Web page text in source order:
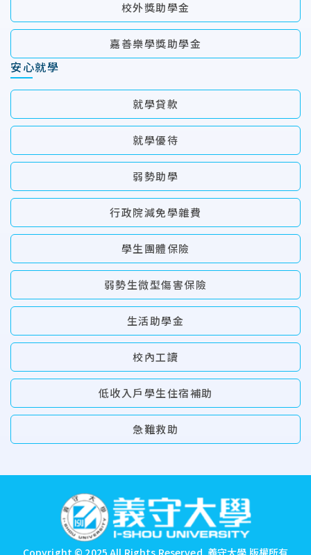
校外獎助學金
嘉善樂學獎助學金
安心就學
就學貸款
就學優待
弱勢助學
行政院減免學雜費
學生團體保險
弱勢生微型傷害保險
生活助學金
校內工讀
低收入戶學生住宿補助
急難救助